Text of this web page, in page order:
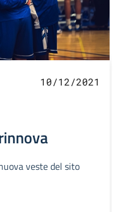
10/12/2021
veste del sito